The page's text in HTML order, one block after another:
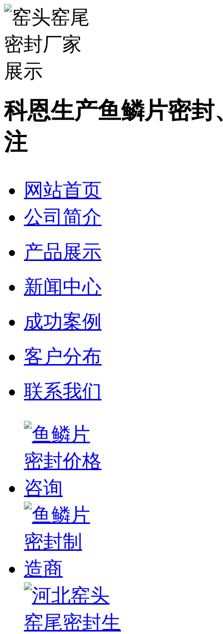
科恩生产鱼鳞片密
注
网站首页
公司简介
产品展示
新闻中心
成功案例
客户分布
联系我们